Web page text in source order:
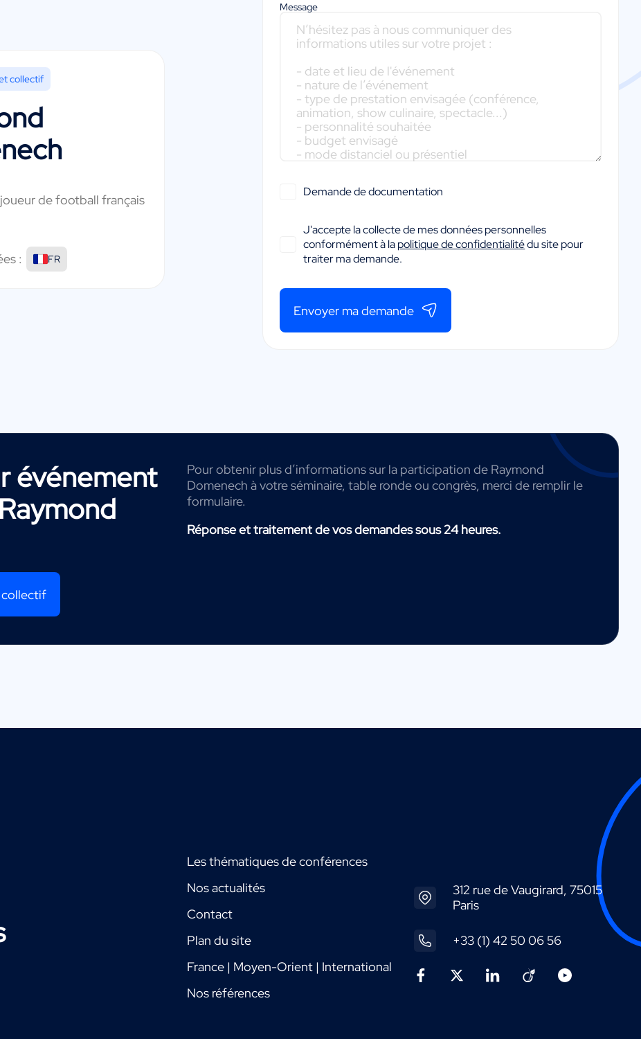
collectif
de football français
: FR
Message
Demande de documentation
J'accepte la collecte de mes données personnelles
conformément à lapolitique de confidentialitédu site pour
traiter ma demande.
Envoyer ma demande
événement
Raymond
collectif
Pour obtenir plus d’informations sur la participation de Raymond
Domenech à votre séminaire, table ronde ou congrès, merci de remplir le
formulaire.
Réponse et traitement de vos demandes sous 24 heures.
Les thématiques de conférences
Nos actualités
Contact
Plan du site
France | Moyen-Orient | International
Nos références
312 rue de Vaugirard, 75015
Paris
+33 (1) 42 50 06 56